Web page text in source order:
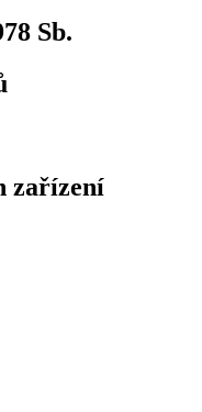
Sb.
zařízení